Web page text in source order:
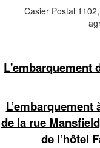
Casier Postal
L'embarquement
de la rue
de l’hôtel